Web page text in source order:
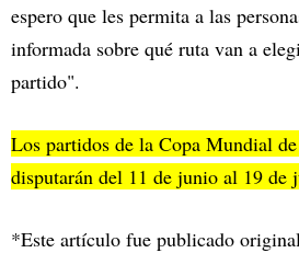
espero que les permita a las
informada sobre qué ruta van a
partido".
Los partidos de la Copa Mundial
disputarán del 11 de junio al 19 de
*Este artículo fue publicado